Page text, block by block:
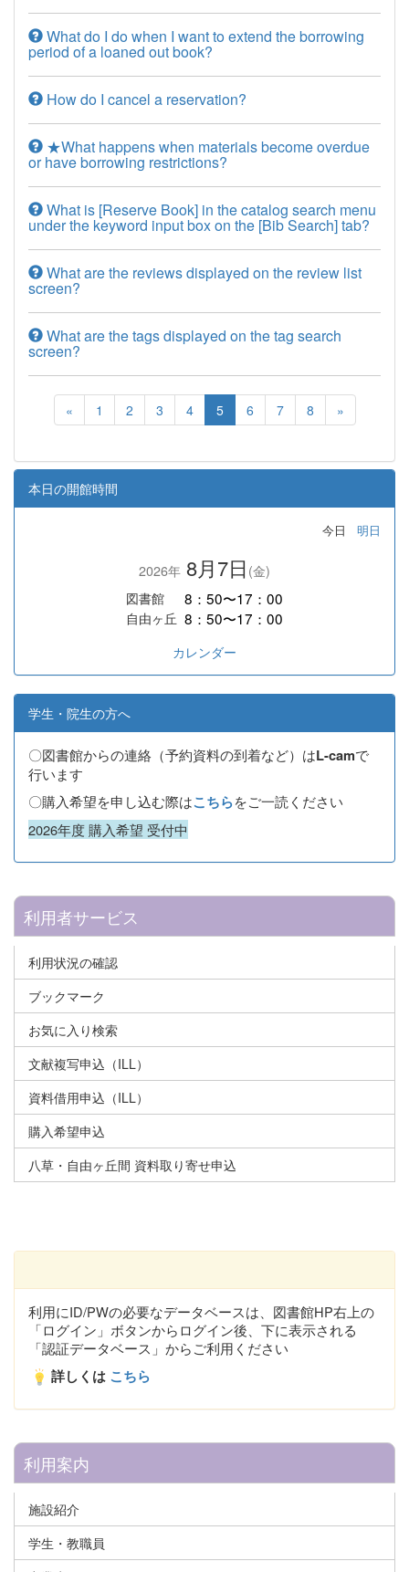
What do I do when I want to extend the borrowing
period of a loaned out book?
How do I cancel a reservation?
★What happens when materials become overdue
or have borrowing restrictions?
What is [Reserve Book] in the catalog search menu
under the keyword input box on the [Bib Search] tab?
What are the reviews displayed on the review list
screen?
What are the tags displayed on the tag search
screen?
« 1 2 3 4 5 6 7 8 »
本日の開館時間
今日 明日
2026年 8月7日 (金)
図書館
8：50〜17：00
自由ヶ丘 8：50〜17：00
カレンダー
学生・院生の方へ
〇図書館からの連絡（予約資料の到着など）はL-camで
行います
〇購入希望を申し込む際はこちらをご一読ください
2026年度 購入希望 受付中
利用者サービス
利用状況の確認
ブックマーク
お気に入り検索
文献複写申込（ILL）
資料借用申込（ILL）
購入希望申込
八草・自由ヶ丘間 資料取り寄せ申込
利用にID/PWの必要なデータベースは、図書館HP右上の
「ログイン」ボタンからログイン後、下に表示される
「認証データベース」からご利用ください
詳しくは こちら
利用案内
施設紹介
学生・教職員